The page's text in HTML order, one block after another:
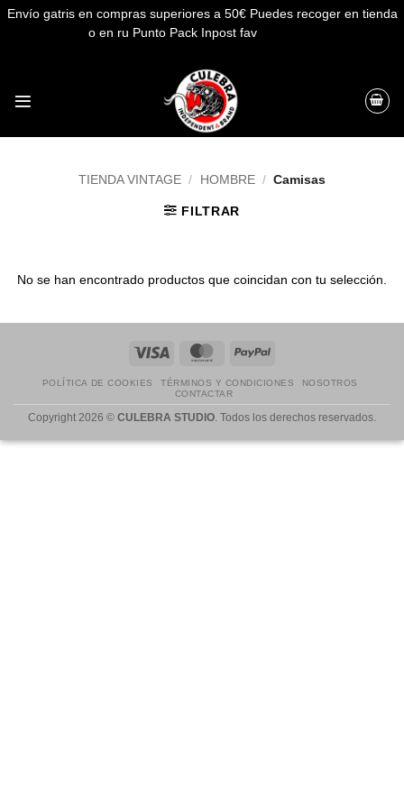
Envío gatris en compras superiores a 50€ Puedes recoger en tienda
o en ru Punto Pack Inpost fav
contenido
TIENDA VINTAGE / HOMBRE / Camisas
FILTRAR
No se han encontrado productos que coincidan con tu selección.
MasterCardPayPal
POLÍTICA DE COOKIES TÉRMINOS Y CONDICIONES
NOSOTROS
CONTACTAR
Copyright 2026 © CULEBRA STUDIO . Todos los derechos reservados.